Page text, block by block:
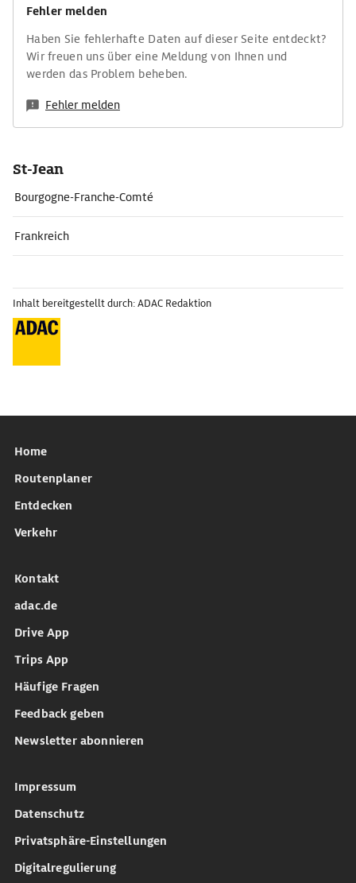
Fehler melden
Haben Sie fehlerhafte Daten auf dieser Seite entdeckt?
Wir freuen uns über eine Meldung von Ihnen und
werden das Problem beheben.
Fehler melden
St-Jean
Bourgogne-Franche-Comté
Frankreich
Inhalt bereitgestellt durch: ADAC Redaktion
Home
Routenplaner
Entdecken
Verkehr
Kontakt
adac.de
Drive App
Trips App
Häufige Fragen
Feedback geben
Newsletter abonnieren
Impressum
Datenschutz
Privatsphäre-Einstellungen
Digitalregulierung